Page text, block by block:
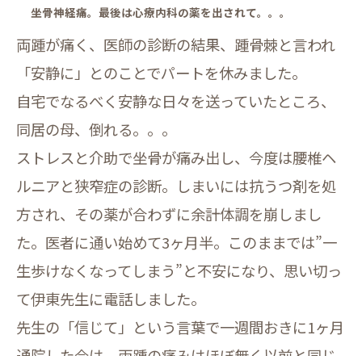
坐骨神経痛。最後は心療内科の薬を出されて。。。
両踵が痛く、医師の診断の結果、踵骨棘と言われ
「安静に」とのことでパートを休みました。
自宅でなるべく安静な日々を送っていたところ、
同居の母、倒れる。。。
ストレスと介助で坐骨が痛み出し、今度は腰椎ヘ
ルニアと狭窄症の診断。しまいには抗うつ剤を処
方され、その薬が合わずに余計体調を崩しまし
た。医者に通い始めて3ヶ月半。このままでは”一
生歩けなくなってしまう”と不安になり、思い切っ
て伊東先生に電話しました。
先生の「信じて」という言葉で一週間おきに1ヶ月